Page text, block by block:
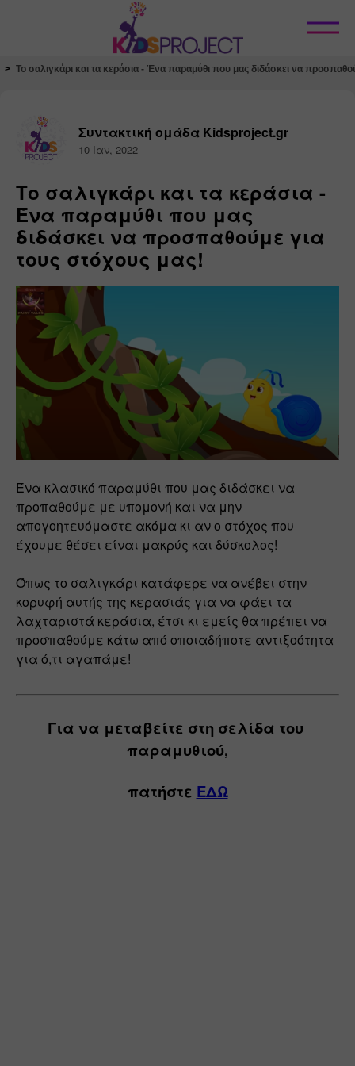
Κλείσιμο
Το σαλιγκάρι και τα κεράσια - Ένα παραμύθι που μας διδάσκει να
Συντακτική ομάδα Kidsproject.gr
10 Ιαν, 2022
Το σαλιγκάρι και τα κεράσια -
Ένα παραμύθι που μας
διδάσκει να προσπαθούμε για
τους στόχους μας!
Ένα κλασικό παραμύθι που μας διδάσκει να
προπαθούμε με υπομονή και να μην
απογοητευόμαστε ακόμα κι αν ο στόχος που
έχουμε θέσει είναι μακρύς και δύσκολος!
Όπως το σαλιγκάρι κατάφερε να ανέβει στην
κορυφή αυτής της κερασιάς για να φάει τα
λαχταριστά κεράσια, έτσι κι εμείς θα πρέπει να
προσπαθούμε κάτω από οποιαδήποτε αντιξοότητα
για ό,τι αγαπάμε!
Για να μεταβείτε στη σελίδα του
παραμυθιού,
πατήστε ΕΔΩ